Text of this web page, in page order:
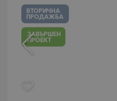
ВТОРИЧНА
ПРОДАЖБА
ЗАВЪРШЕН
ПРОЕКТ